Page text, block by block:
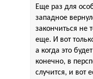
Еще раз для
западное
закончиться не
еще. И вот
а когда это
конечно, в
случится, и вот